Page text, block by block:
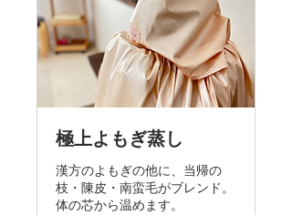
極上よもぎ蒸し
漢方のよもぎの他に、当帰の
枝・陳皮・南蛮毛がブレンド。​
体の芯から温めます。